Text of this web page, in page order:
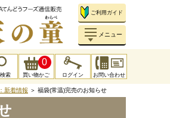
ご利用ガイド
メニュー
索 買い物かご
0
ログイン お問い合わせ
新着情報 ＞ 福袋(常温)完売のお知らせ